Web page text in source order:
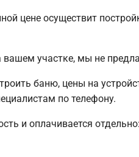
цене осуществит
вашем участке, мы не
баню, цены на
по телефону.
и оплачивается